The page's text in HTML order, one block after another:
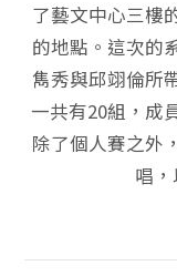
了藝文中心三樓
的地點。這次的
雋秀與邱翊倫所
一共有20組，成
除了個人賽之外
唱